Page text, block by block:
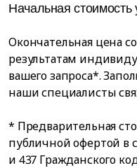
Начальная
Окончательная цена
результатам
вашего запроса*.
наши специалисты
* Предварительная
публичной офертой в
и 437 Гражданского